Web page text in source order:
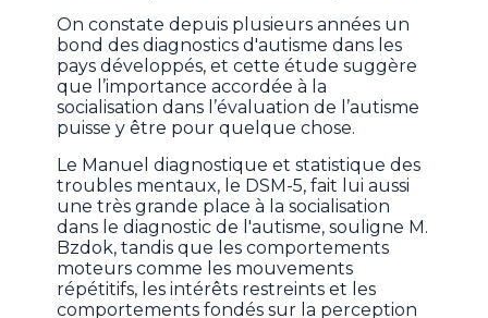
On constate depuis plusieurs années un
bond des diagnostics d'autisme dans les
pays développés, et cette étude suggère
que l’importance accordée à la
socialisation dans l’évaluation de l’autisme
puisse y être pour quelque chose.
Le Manuel diagnostique et statistique des
troubles mentaux, le DSM-5, fait lui aussi
une très grande place à la socialisation
dans le diagnostic de l'autisme, souligne M.
Bzdok, tandis que les comportements
moteurs comme les mouvements
répétitifs, les intérêts restreints et les
comportements fondés sur la perception